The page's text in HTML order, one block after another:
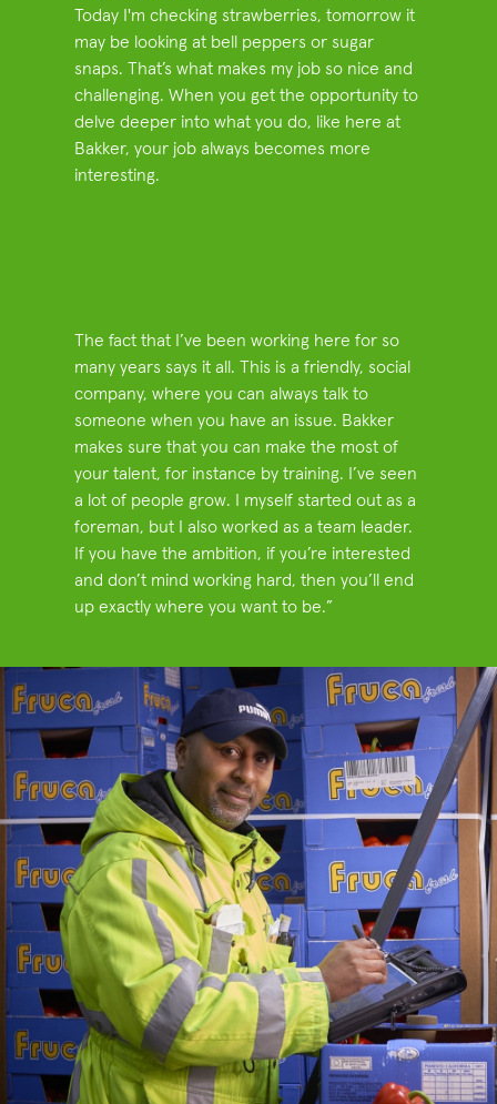
Today I'm checking strawberries, tomorrow it
may be looking at bell peppers or sugar
snaps. That’s what makes my job so nice and
challenging. When you get the opportunity to
delve deeper into what you do, like here at
Bakker, your job always becomes more
interesting.
The fact that I’ve been working here for so
many years says it all. This is a friendly, social
company, where you can always talk to
someone when you have an issue. Bakker
makes sure that you can make the most of
your talent, for instance by training. I’ve seen
a lot of people grow. I myself started out as a
foreman, but I also worked as a team leader.
If you have the ambition, if you’re interested
and don’t mind working hard, then you’ll end
up exactly where you want to be.”